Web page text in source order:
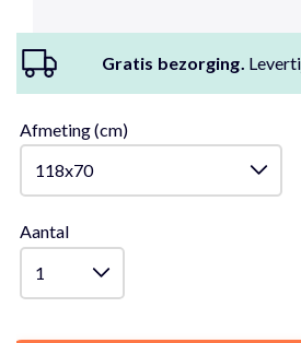
Gratis bezorging.
Afmeting (cm)
Aantal